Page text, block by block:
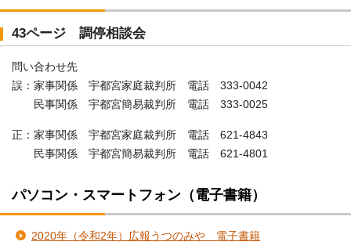
43ページ 調停相談会
問い合わせ先
誤：家事関係 宇都宮家庭裁判所 電話 333-0042
民事関係 宇都宮簡易裁判所 電話 333-0025
正：家事関係 宇都宮家庭裁判所 電話 621-4843
民事関係 宇都宮簡易裁判所 電話 621-4801
パソコン・スマートフォン（電子書籍）
2020年（令和2年）広報うつのみや 電子書籍